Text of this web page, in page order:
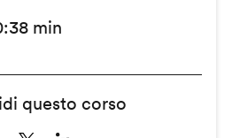
min
questo corso